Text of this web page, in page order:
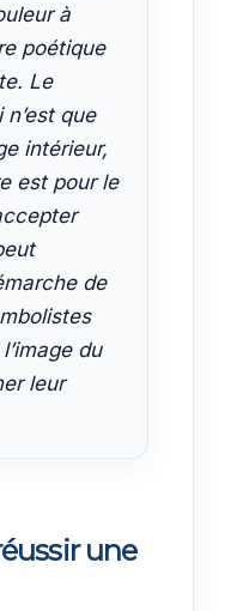
à
poétique
Le
que
intérieur,
est pour le
de
du
leur
une